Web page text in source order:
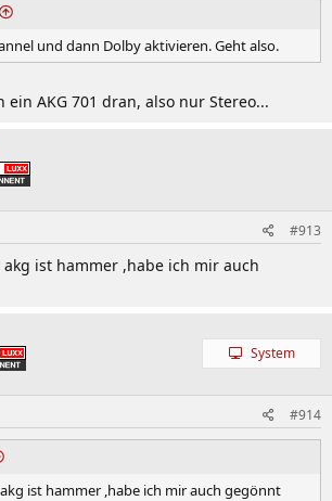
und dann Dolby aktivieren. Geht also.
AKG 701 dran, also nur Stereo...
#913
ist hammer ,habe ich mir auch
System
#914
ist hammer ,habe ich mir auch gegönnt